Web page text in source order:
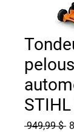
949,99 $